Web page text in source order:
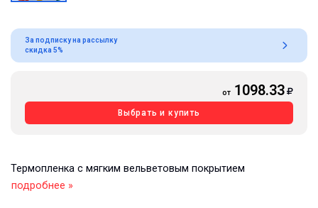
За подписку на рассылку
скидка 5%
от 1098.33
Выбрать и купить
Термопленка с мягким вельветовым покрытием
подробнее »